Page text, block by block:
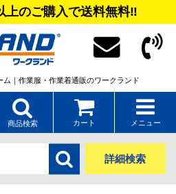
上のご購入で送料無料‼
｜作業服・作業着通販のワークランド
商品検索 カート メニュー
詳細検索